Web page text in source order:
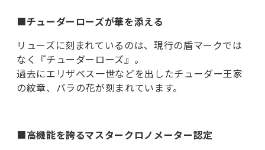
■チューダーローズが華を添える
リューズに刻まれているのは、現行の盾マークでは
なく『チューダーローズ』。
過去にエリザベス一世などを出したチューダー王家
の紋章、バラの花が刻まれています。
■高機能を誇るマスタークロノメーター認定